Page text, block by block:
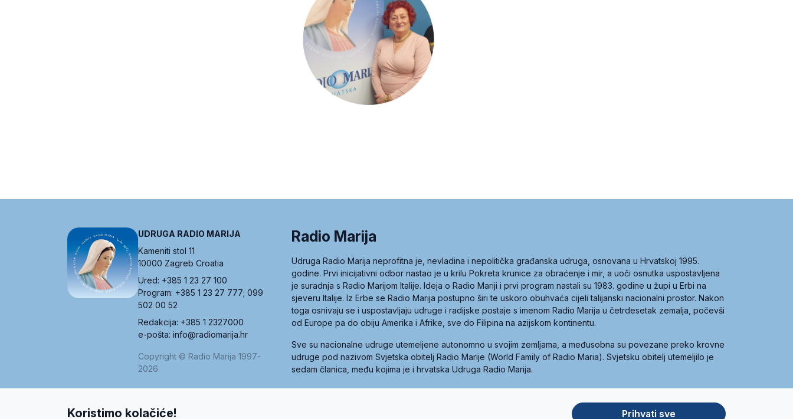
UDRUGA RADIO MARIJA
Kameniti stol 11
10000 Zagreb Croatia
Ured: +385 1 23 27 100
Program: +385 1 23 27 777; 099
502 00 52
Redakcija: +385 1 2327000
e-pošta: info@radiomarija.hr
Copyright © Radio Marija 1997-
2026
Radio Marija
Udruga Radio Marija neprofitna je, nevladina i nepolitička građanska udruga, osnovana u Hrvatskoj 1995.
godine. Prvi inicijativni odbor nastao je u krilu Pokreta krunice za obraćenje i mir, a uoči osnutka uspostavljena
je suradnja s Radio Marijom Italije. Ideja o Radio Mariji i prvi program nastali su 1983. godine u župi u Erbi na
sjeveru Italije. Iz Erbe se Radio Marija postupno širi te uskoro obuhvaća cijeli talijanski nacionalni prostor. Nakon
toga osnivaju se i uspostavljaju udruge i radijske postaje s imenom Radio Marija u četrdesetak zemalja, počevši
od Europe pa do obiju Amerika i Afrike, sve do Filipina na azijskom kontinentu.
Sve su nacionalne udruge utemeljene autonomno u svojim zemljama, a međusobna su povezane preko krovne
udruge pod nazivom Svjetska obitelj Radio Marije (World Family of Radio Maria). Svjetsku obitelj utemeljilo je
sedam članica, među kojima je i hrvatska Udruga Radio Marija.
Koristimo kolačiće! Prihvati sve